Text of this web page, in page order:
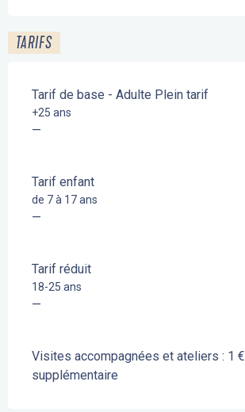
TARIFS
Tarif de base - Adulte Plein tarif
+25 ans
—
Tarif enfant
de 7 à 17 ans
—
Tarif réduit
18-25 ans
—
Visites accompagnées et ateliers : 1 €
supplémentaire